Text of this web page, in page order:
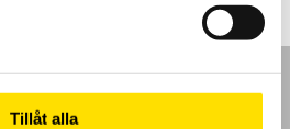
Tillåt alla